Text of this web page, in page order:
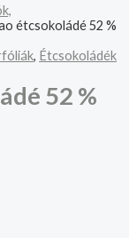
étcsokoládé 52 %
, Étcsokoládék
52 %